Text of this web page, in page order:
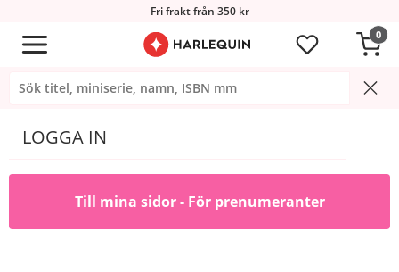
Fri frakt från 350 kr
0
LOGGA IN
Till mina sidor - För prenumeranter